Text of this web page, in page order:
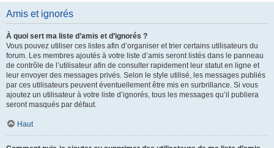
Amis et ignorés
À quoi sert ma liste d’amis et d’ignorés ?
Vous pouvez utiliser ces listes afin d’organiser et trier certains utilisateurs du
forum. Les membres ajoutés à votre liste d’amis seront listés dans le panneau
de contrôle de l’utilisateur afin de consulter rapidement leur statut en ligne et
leur envoyer des messages privés. Selon le style utilisé, les messages publiés
par ces utilisateurs peuvent éventuellement être mis en surbrillance. Si vous
ajoutez un utilisateur à votre liste d’ignorés, tous les messages qu’il publiera
seront masqués par défaut.
Haut